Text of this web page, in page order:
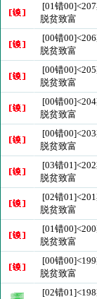
[01错
脱贫致富
[00错
脱贫致富
[00错
脱贫致富
[00错
脱贫致富
[00错
脱贫致富
[03错
脱贫致富
[02错
脱贫致富
[01错
脱贫致富
[00错
脱贫致富
[02错